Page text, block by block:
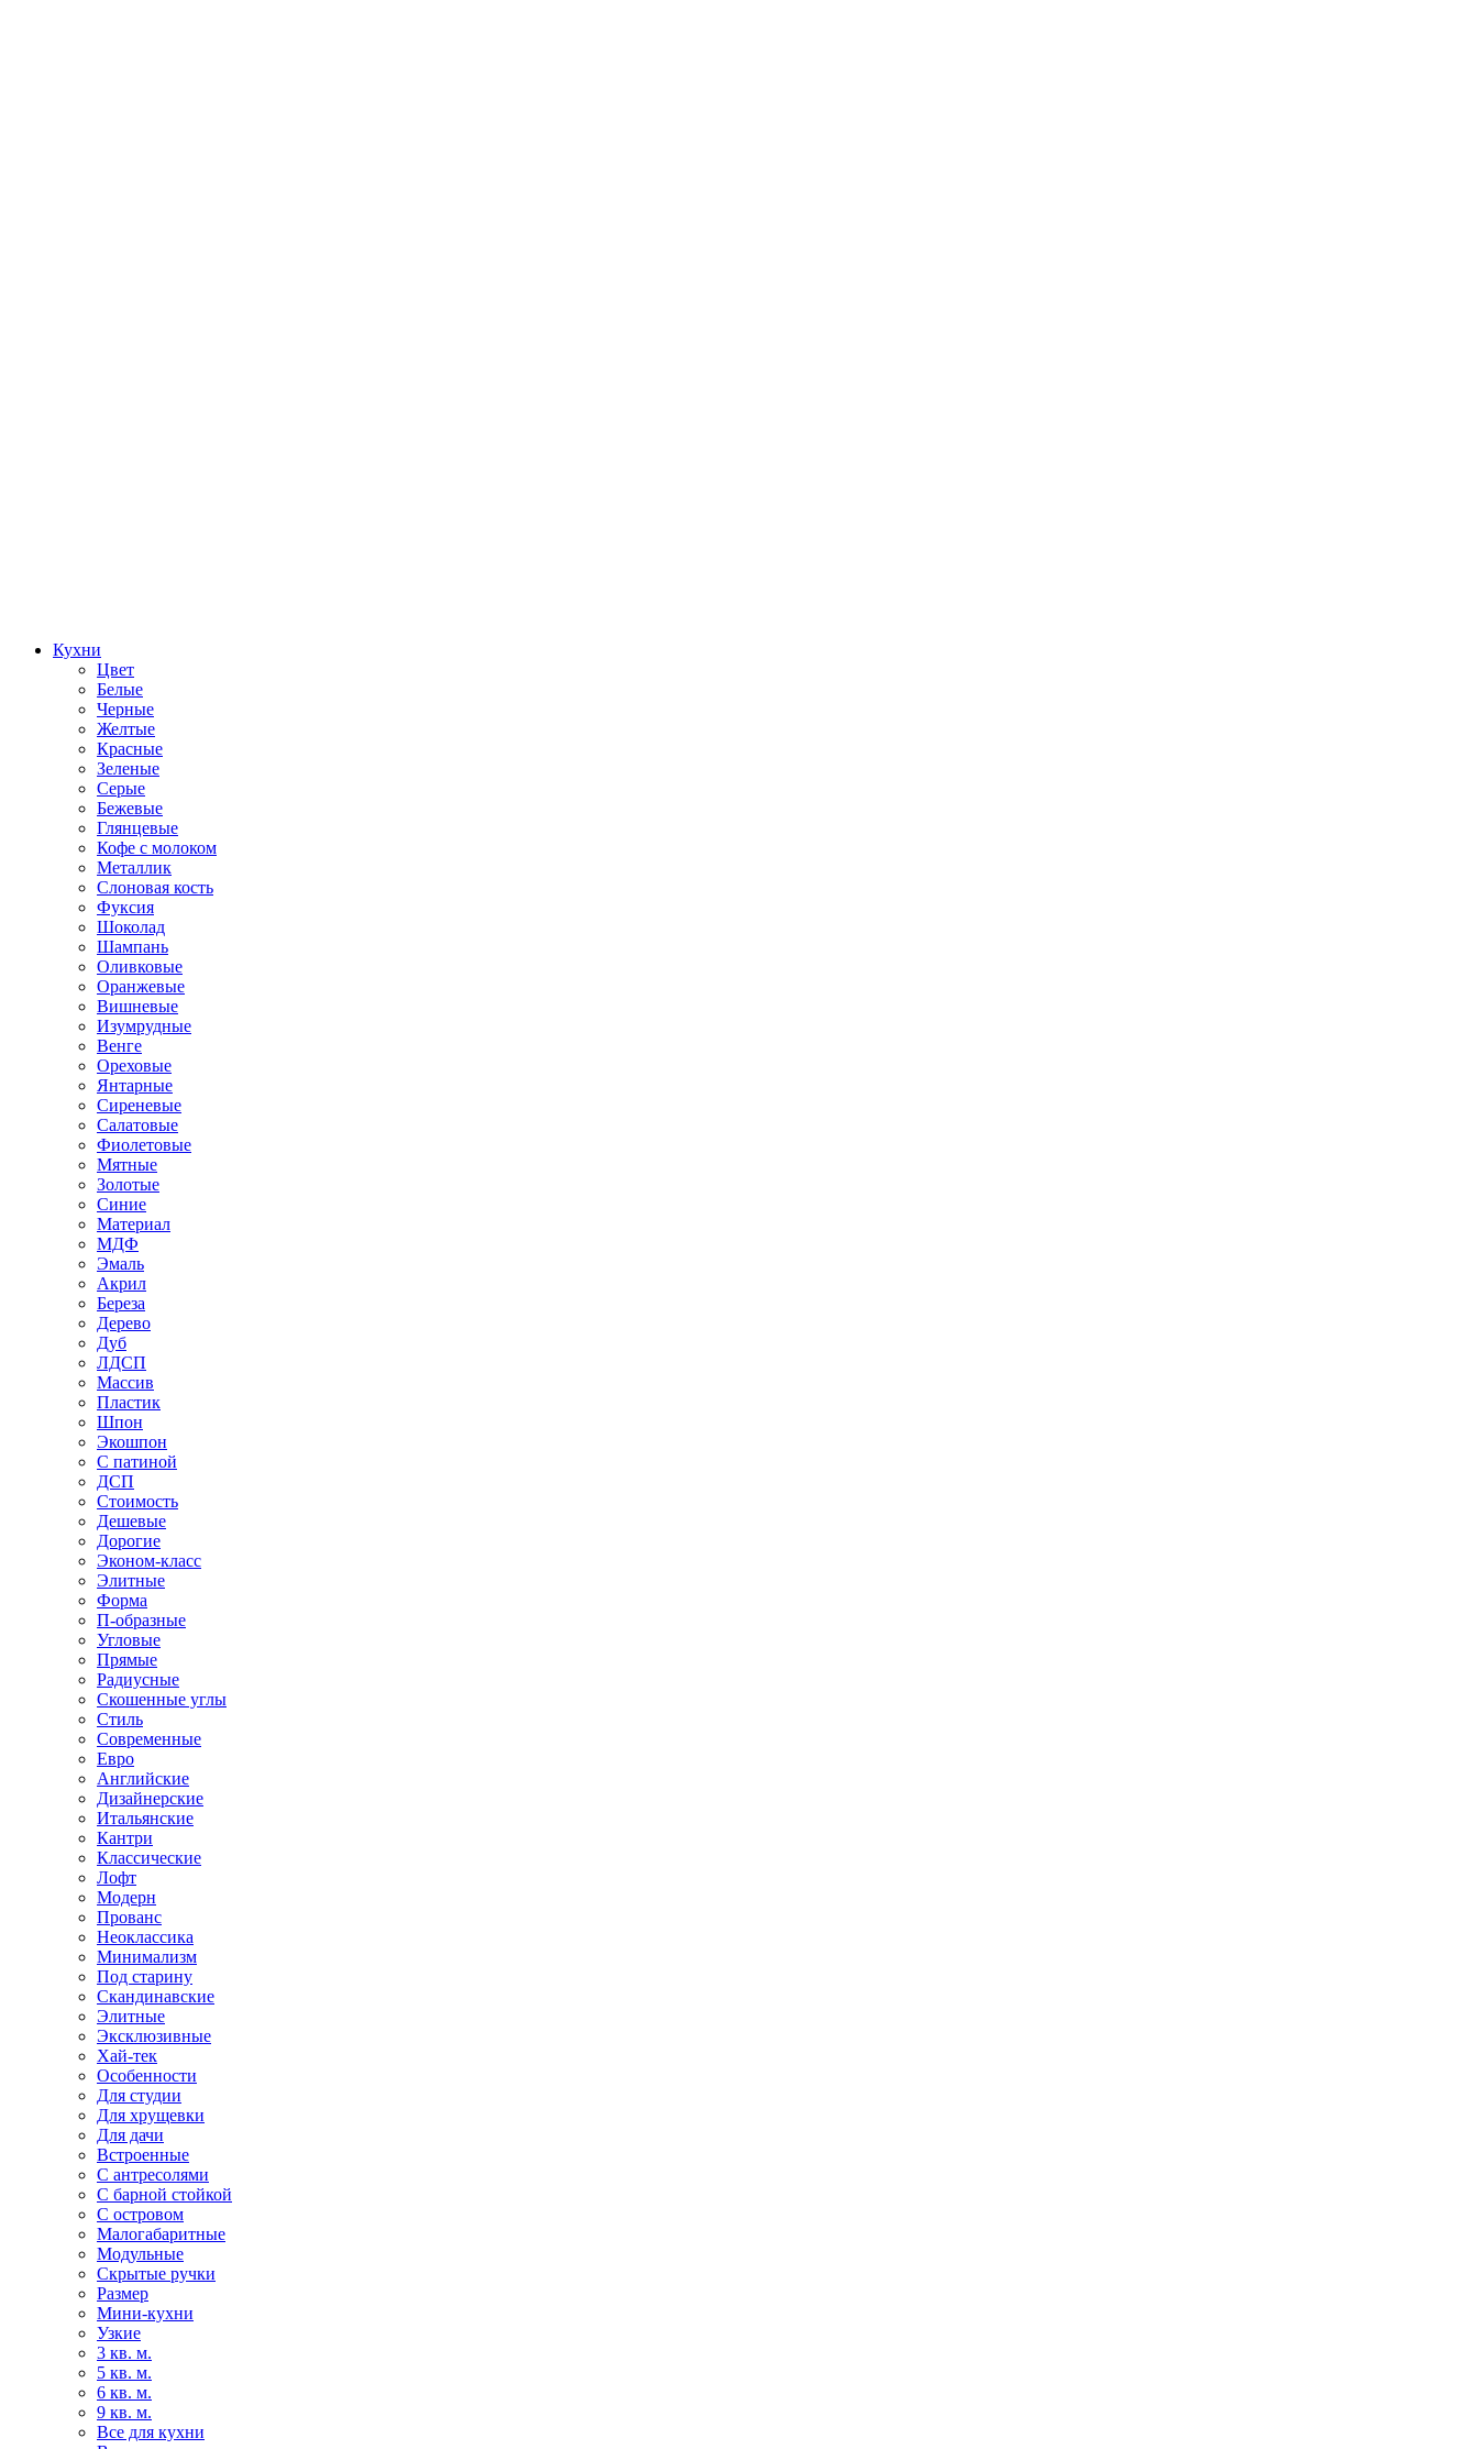
Кухни
Цвет
Белые
Черные
Желтые
Красные
Зеленые
Серые
Бежевые
Глянцевые
Кофе с молоком
Металлик
Слоновая кость
Фуксия
Шоколад
Шампань
Оливковые
Оранжевые
Вишневые
Изумрудные
Венге
Ореховые
Янтарные
Сиреневые
Салатовые
Фиолетовые
Мятные
Золотые
Синие
Материал
МДФ
Эмаль
Акрил
Береза
Дерево
Дуб
ЛДСП
Массив
Пластик
Шпон
Экошпон
С патиной
ДСП
Стоимость
Дешевые
Дорогие
Эконом-класс
Элитные
Форма
П-образные
Угловые
Прямые
Радиусные
Скошенные углы
Стиль
Современные
Евро
Английские
Дизайнерские
Итальянские
Кантри
Классические
Лофт
Модерн
Прованс
Неоклассика
Минимализм
Под старину
Скандинавские
Элитные
Эксклюзивные
Хай-тек
Особенности
Для студии
Для хрущевки
Для дачи
Встроенные
С антресолями
С барной стойкой
С островом
Малогабаритные
Модульные
Скрытые ручки
Размер
Мини-кухни
Узкие
3 кв. м.
5 кв. м.
6 кв. м.
9 кв. м.
Все для кухни